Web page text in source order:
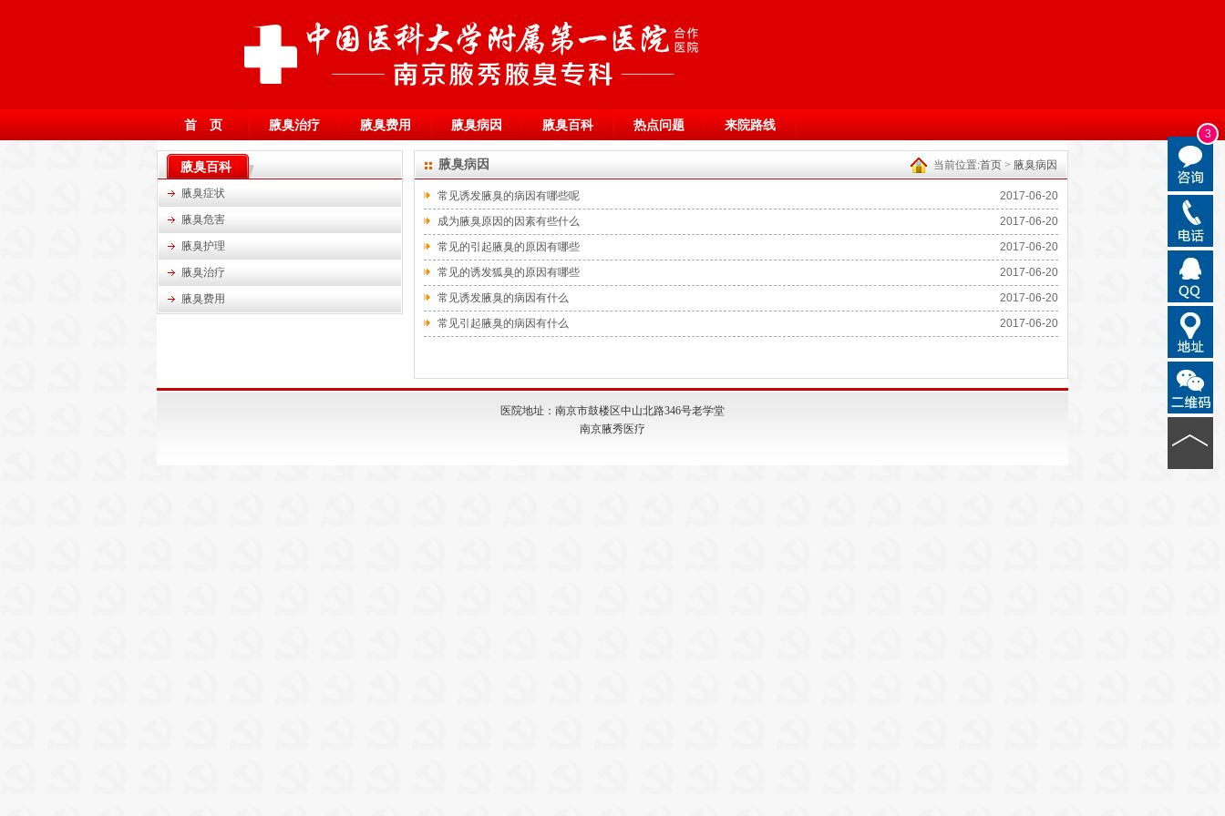
3
首 页 腋臭治疗 腋臭费用 腋臭病因 腋臭百科 热点问题 来院路线
腋臭百科
腋臭症状
腋臭危害
腋臭护理
腋臭治疗
腋臭费用
腋臭病因 当前位置:首页 > 腋臭病因
常见诱发腋臭的病因有哪些呢
2017-06-20
成为腋臭原因的因素有些什么
2017-06-20
常见的引起腋臭的原因有哪些
2017-06-20
常见的诱发狐臭的原因有哪些
2017-06-20
常见诱发腋臭的病因有什么
2017-06-20
常见引起腋臭的病因有什么
2017-06-20
医院地址：南京市鼓楼区中山北路346号老学堂
南京腋秀医疗